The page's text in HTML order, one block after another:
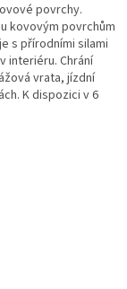
povrchy.
kovovým povrchům
s přírodními silami
interiéru. Chrání
vrata, jízdní
K dispozici v 6